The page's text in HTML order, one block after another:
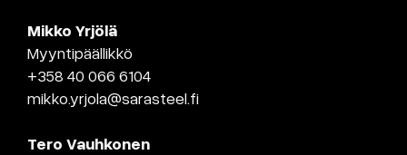
Mikko Yrjölä
Myyntipäällikkö
+358 40 066 6104
mikko.yrjola@sarasteel.fi
Tero Vauhkonen